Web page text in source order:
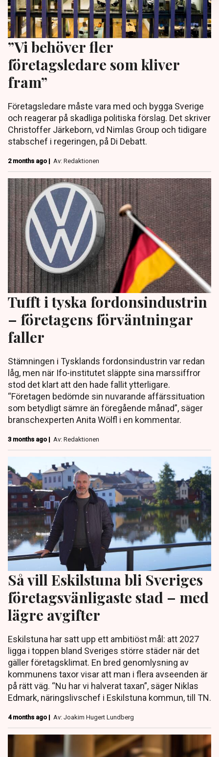
”Vi behöver fler
företagsledare som kliver
fram”
Företagsledare måste vara med och bygga Sverige
och reagerar på skadliga politiska förslag. Det skriver
Christoffer Järkeborn, vd Nimlas Group och tidigare
stabschef i regeringen, på Di Debatt.
2 months ago | Av: Redaktionen
Tufft i tyska fordonsindustrin
– företagens förväntningar
faller
Stämningen i Tysklands fordonsindustrin var redan
låg, men när Ifo-institutet släppte sina marssiffror
stod det klart att den hade fallit ytterligare.
“Företagen bedömde sin nuvarande affärssituation
som betydligt sämre än föregående månad”, säger
branschexperten Anita Wölfl i en kommentar.
3 months ago | Av: Redaktionen
Så vill Eskilstuna bli Sveriges
företagsvänligaste stad – med
lägre avgifter
Eskilstuna har satt upp ett ambitiöst mål: att 2027
ligga i toppen bland Sveriges större städer när det
gäller företagsklimat. En bred genomlysning av
kommunens taxor visar att man i flera avseenden är
på rätt väg. “Nu har vi halverat taxan”, säger Niklas
Edmark, näringslivschef i Eskilstuna kommun, till TN.
4 months ago | Av: Joakim Hugert Lundberg